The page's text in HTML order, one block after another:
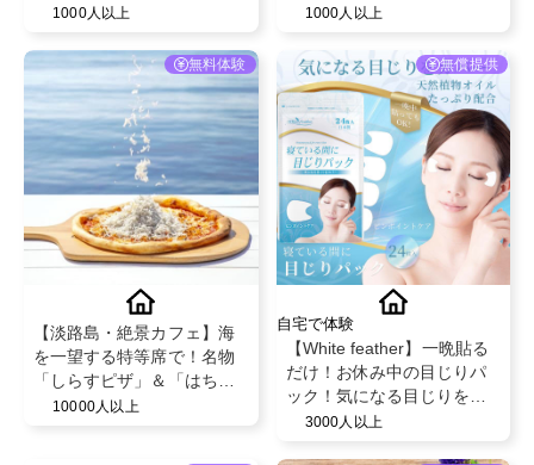
1000人以上
丸いまないた エラストマー
ュ ブラック かまぼこ板 ま
な板 丸型 D型 カッティング
ボード 半円 円形 丸まな板
かまぼこ型 小麦繊維
1000人以上
無料体験
【淡路島・絶景カフェ】海
を一望する特等席で！名物
「しらすピザ」＆「はちみ
つかけ放題ワッフル」特別
10000人以上
無償提供
自宅で体験
【White feather】一晩貼る
だけ！お休み中の目じりパ
ック！気になる目じりをし
っかりカバー
3000人以上